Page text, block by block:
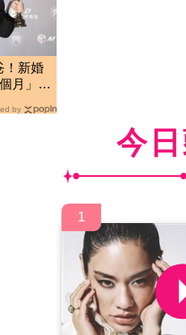
！新婚
月」本
by
今
1